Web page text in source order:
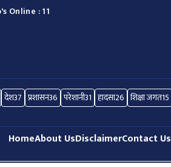
Online : 11
देश37 प्रशासन36 परेशानी31 हादसा26 शिक्षा जगत15
HomeAbout UsDisclaimerContact Us